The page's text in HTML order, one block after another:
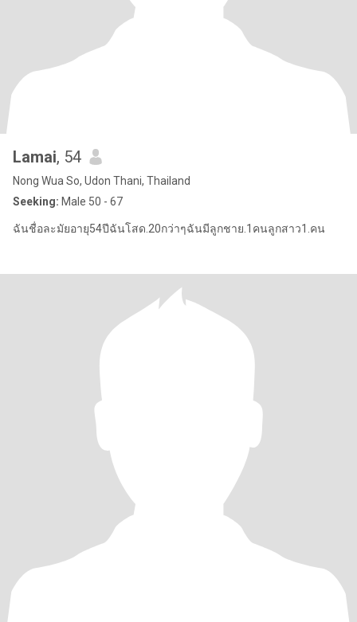
Lamai, 54
Nong Wua So, Udon Thani, Thailand
Seeking: Male 50 - 67
ฉันชื่อละมัยอายุ54ปีฉันโสด.20กว่าๆฉันมีลูกชาย.1คนลูกสาว1.คน